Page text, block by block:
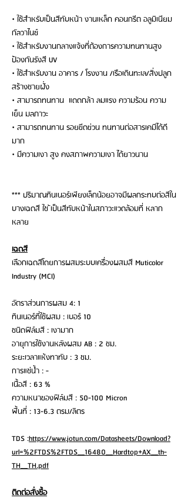
• ใช้สำหรับเป็นสีทับหน้า งานเหล็ก คอนกรีต อลูมิเนียม
กัลวาไนซ์
• ใช้สำหรับงานกลางแจ้งที่ต้องการความทนทานสูง
ป้องกันรังสี UV
• ใช้สำหรับงาน อาคาร / โรงงาน /เรือเดินทะเล/สิ่งปลูก
สร้างชายฝั่ง
• สามารถทนทาน แดดกล้า ลมแรง ความร้อน ความ
เย็น มลภาวะ
• สามารถทนทาน รอยขีดข่วน ทนทานต่อสารเคมีได้ดี
มาก
• มีความเงา สูง คงสภาพความเงา ได้ยาวนาน
*** ปริมาณทินเนอร์เพียงเล็กน้อยอาจมีผลกระทบต่อสีใน
บางเฉดสี ใช ้เป็นสีทับหน้าในสภาวะแวดล้อมที่ หลาก
หลาย
เฉดสี
เลือกเฉดสีโดยการผสมระบบเครื่องผสมสี Muticolor
Industry (MCI)
อัตราส่วนการผสม 4: 1
ทินเนอร์ที่ใช้ผสม : เบอร์ 10
ชนิดฟิล์มสี : เงามาก
อายุการใช้งานหลังผสม AB : 2 ชม.
ระยะเวลาแห้งทาทับ : 3 ชม.
การแช่น้ำ : -
เนื้อสี : 63 %
ความหนาของฟิล์มสี : 50-100 Micron
พื้นที่ : 13-6.3 ตรม/ลิตร
TDS :https://www.jotun.com/Datasheets/Download?
url=%2FTDS%2FTDS__16480__Hardtop+AX__th-
TH__TH.pdf
ติดต่อสั่งซื้อ